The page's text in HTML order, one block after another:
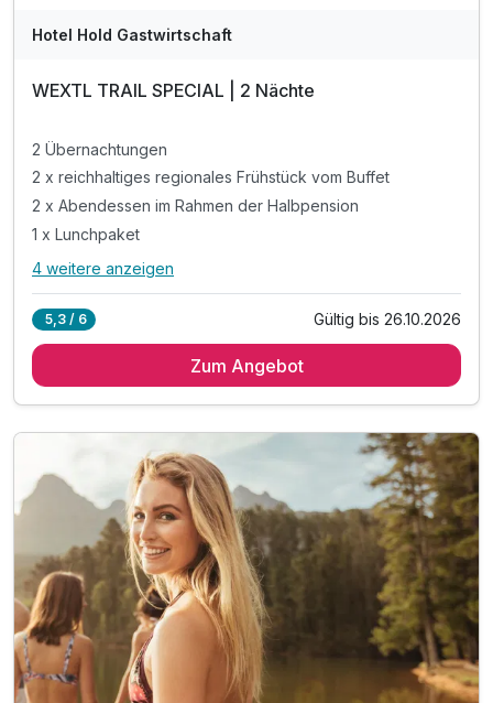
Hotel Hold Gastwirtschaft
WEXTL TRAIL SPECIAL | 2 Nächte
2 Übernachtungen
2 x reichhaltiges regionales Frühstück vom Buffet
2 x Abendessen im Rahmen der Halbpension
1 x Lunchpaket
Alle Inklusivleistungen
2 x reichhaltiges regionales Frühstück vom Buffet
inkl. Radgarage, Waschplatz
inkl. 1-Tages-Eintritt STEIRISCHE WEXL TRAILS
inkl. GenussCard - der Mehrwert für Ihren Urlaub!*
inkl. Parkplatz & W-LAN Nutzung
4 weitere anzeigen
5,3 / 6 Gültig bis 26.10.2026
Zum Angebot